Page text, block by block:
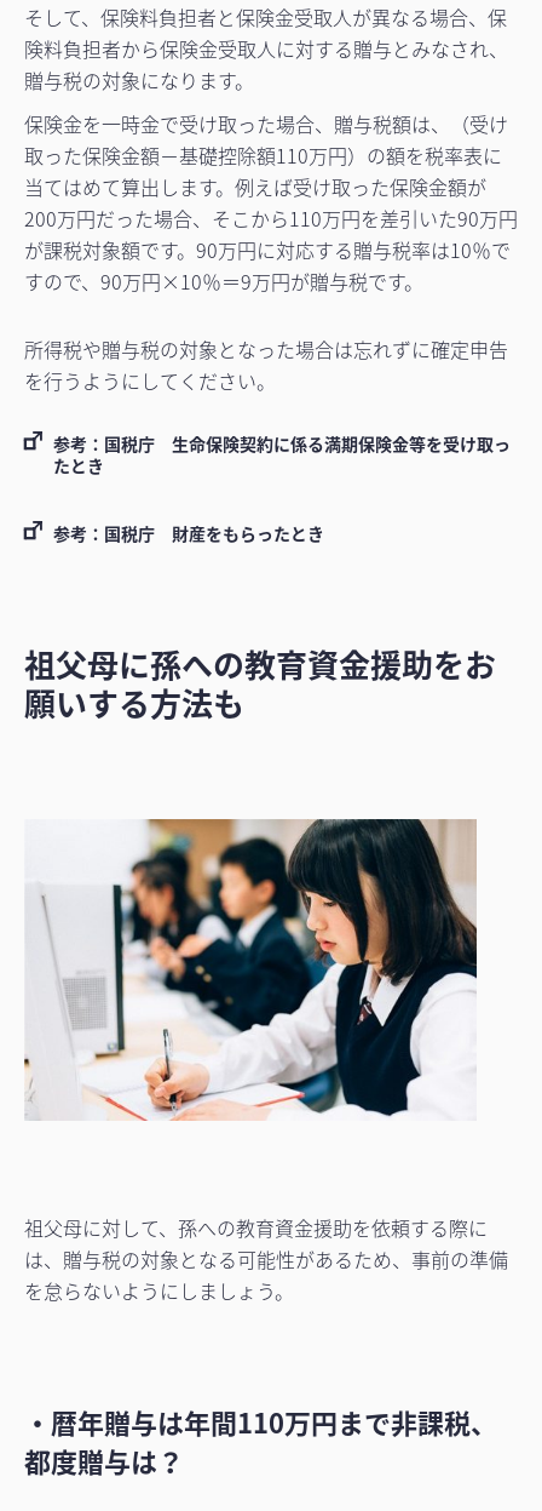
そして、保険料負担者と保険金受取人が異なる場合、保
険料負担者から保険金受取人に対する贈与とみなされ、
贈与税の対象になります。
保険金を一時金で受け取った場合、贈与税額は、（受け
取った保険金額－基礎控除額110万円）の額を税率表に
当てはめて算出します。例えば受け取った保険金額が
200万円だった場合、そこから110万円を差引いた90万円
が課税対象額です。90万円に対応する贈与税率は10％で
すので、90万円×10％＝9万円が贈与税です。
所得税や贈与税の対象となった場合は忘れずに確定申告
を行うようにしてください。
参考：国税庁 生命保険契約に係る満期保険金等を受け取っ
たとき
参考：国税庁 財産をもらったとき
祖父母に孫への教育資金援助をお
願いする方法も
祖父母に対して、孫への教育資金援助を依頼する際に
は、贈与税の対象となる可能性があるため、事前の準備
を怠らないようにしましょう。
・暦年贈与は年間110万円まで非課税、
都度贈与は？